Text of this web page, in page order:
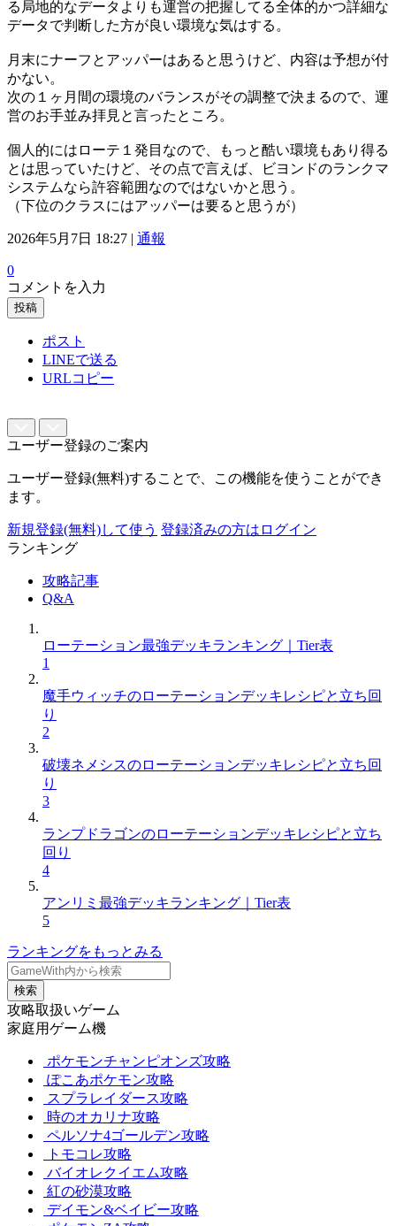
る局地的なデータよりも運営の把握してる全体的かつ詳細な
データで判断した方が良い環境な気はする。
月末にナーフとアッパーはあると思うけど、内容は予想が付
かない。
次の１ヶ月間の環境のバランスがその調整で決まるので、運
営のお手並み拝見と言ったところ。
個人的にはローテ１発目なので、もっと酷い環境もあり得る
とは思っていたけど、その点で言えば、ビヨンドのランクマ
システムなら許容範囲なのではないかと思う。
（下位のクラスにはアッパーは要ると思うが）
2026年5月7日 18:27 | 通報
0
コメントを入力
投稿
ポスト
LINEで送る
URLコピー
ユーザー登録のご案内
ユーザー登録(無料)することで、この機能を使うことができ
ます。
新規登録(無料)して使う 登録済みの方はログイン
ランキング
攻略記事
Q&A
ローテーション最強デッキランキング｜Tier表
1
魔手ウィッチのローテーションデッキレシピと立ち回
り
2
破壊ネメシスのローテーションデッキレシピと立ち回
り
3
ランプドラゴンのローテーションデッキレシピと立ち
回り
4
アンリミ最強デッキランキング｜Tier表
5
ランキングをもっとみる
検索
攻略取扱いゲーム
家庭用ゲーム機
ポケモンチャンピオンズ攻略
ぽこあポケモン攻略
スプラレイダース攻略
時のオカリナ攻略
ペルソナ4ゴールデン攻略
トモコレ攻略
バイオレクイエム攻略
紅の砂漠攻略
デイモン&ベイビー攻略